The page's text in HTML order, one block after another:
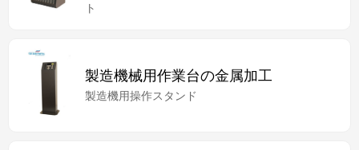
ト
製造機械用作業台の金属加工
製造機用操作スタンド